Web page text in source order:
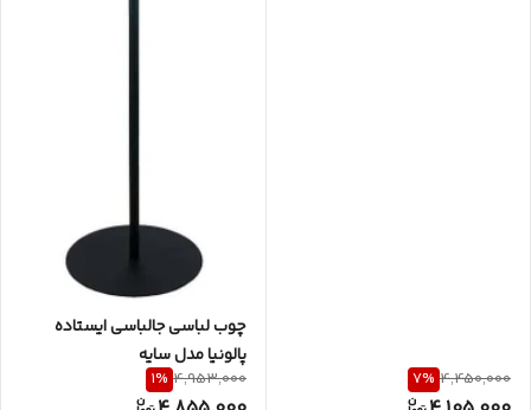
4,450,000
7%
چوب لباسی جالباسی ایستاده
پالونیا مدل سایه
4,953,000
1%